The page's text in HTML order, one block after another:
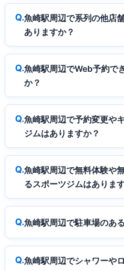
魚崎駅周辺で系列の他店
ありますか？
魚崎駅周辺でWeb予約で
か？
魚崎駅周辺で予約変更や
ジムはありますか？
魚崎駅周辺で無料体験や
るスポーツジムはありま
魚崎駅周辺で駐車場のあ
魚崎駅周辺でシャワーや